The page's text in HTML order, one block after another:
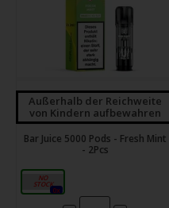
Außerhalb der Reichweite
von Kindern aufbewahren
Bar Juice 5000 Pods - Fresh Mint
- 2Pcs
20mg
0x